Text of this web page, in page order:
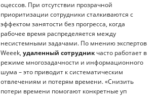
оцессов. При отсутствии прозрачной
приоритизации сотрудники сталкиваются с
эффектом занятости без прогресса, когда
рабочее время распределяется между
несистемными задачами. По мнению экспертов
Weeek, удаленный сотрудник часто работает в
режиме многозадачности и информационного
шума – это приводит к систематическим
отвлечениям и потерям времени. «Снизить
потери времени помогают конкретные уп